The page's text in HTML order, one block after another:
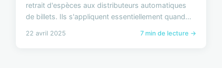
retrait d'espèces aux distributeurs automatiques
de billets. Ils s'appliquent essentiellement quand...
22 avril 2025 7 min de lecture →